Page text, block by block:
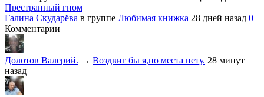
Престранный гном
Галина Скударёва в группе Любимая книжка 28 дней назад 0
Комментарии
Долотов Валерий. → Воздвиг бы я,но места нету. 28 минут
назад